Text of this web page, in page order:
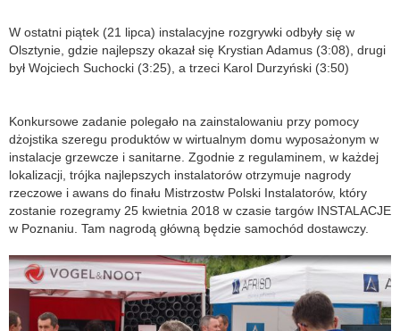
W ostatni piątek (21 lipca) instalacyjne rozgrywki odbyły się w
Olsztynie, gdzie najlepszy okazał się Krystian Adamus (3:08), drugi
był Wojciech Suchocki (3:25), a trzeci Karol Durzyński (3:50)
Konkursowe zadanie polegało na zainstalowaniu przy pomocy
dżojstika szeregu produktów w wirtualnym domu wyposażonym w
instalacje grzewcze i sanitarne. Zgodnie z regulaminem, w każdej
lokalizacji, trójka najlepszych instalatorów otrzymuje nagrody
rzeczowe i awans do finału Mistrzostw Polski Instalatorów, który
zostanie rozegramy 25 kwietnia 2018 w czasie targów INSTALACJE
w Poznaniu. Tam nagrodą główną będzie samochód dostawczy.